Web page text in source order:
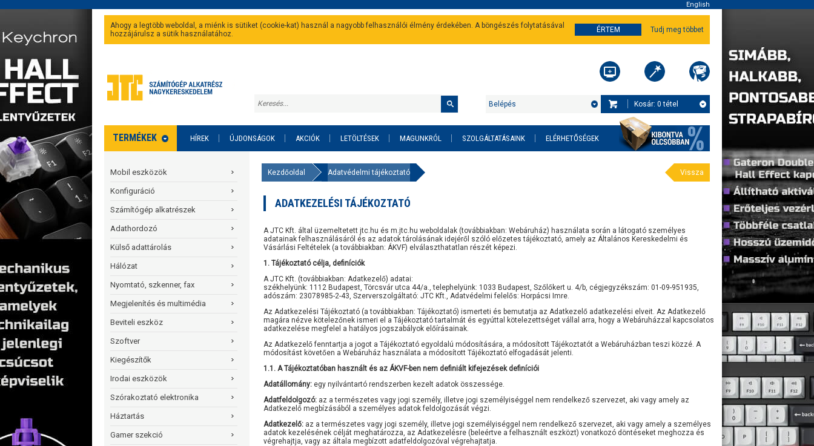
English
Ahogy a legtöbb weboldal, a miénk is sütiket (cookie-kat) használ a nagyobb felhasználói élmény érdekében. A böngészés folytatásával
hozzájárulsz a sütik használatához.
ÉRTEM Tudj meg többet
Kosár: 0 tétel
Belépés
TERMÉKEK HÍREK ÚJDONSÁGOK AKCIÓK LETÖLTÉSEK MAGUNKRÓL SZOLGÁLTATÁSAINK ELÉRHETŐSÉGEK
Mobil eszközök
Konfiguráció
Számítógép alkatrészek
Adathordozó
Külső adattárolás
Hálózat
Nyomtató, szkenner, fax
Megjelenítés és multimédia
Beviteli eszköz
Szoftver
Kiegészítők
Irodai eszközök
Szórakoztató elektronika
Háztartás
Gamer szekció
Kezdőoldal Adatvédelmi tájékoztató Vissza
ADATKEZELÉSI TÁJÉKOZTATÓ
A JTC Kft. által üzemeltetett jtc.hu és m.jtc.hu weboldalak (továbbiakban: Webáruház) használata során a látogató személyes
adatainak felhasználásáról és az adatok tárolásának idejéről szóló előzetes tájékoztató, amely az Általános Kereskedelmi és
Vásárlási Feltételek (a továbbiakban: ÁKVF) elválaszthatatlan részét képezi.
1. Tájékoztató célja, definíciók
A JTC Kft. (továbbiakban: Adatkezelő) adatai:
székhelyünk: 1112 Budapest, Törcsvár utca 44/a., telephelyünk: 1033 Budapest, Szőlőkert u. 4/b, cégjegyzékszám: 01-09-951935,
adószám: 23078985-2-43, Szerverszolgáltató: JTC Kft., Adatvédelmi felelős: Horpácsi Imre.
Az Adatkezelési Tájékoztató (a továbbiakban: Tájékoztató) ismerteti és bemutatja az Adatkezelő adatkezelési elveit. Az Adatkezelő
magára nézve kötelezőnek ismeri el a Tájékoztató tartalmát és egyúttal kötelezettséget vállal arra, hogy a Webáruházzal kapcsolatos
adatkezelése megfelel a hatályos jogszabályok előírásainak.
Az Adatkezelő fenntartja a jogot a Tájékoztató egyoldalú módosítására, a módosított Tájékoztatót a Webáruházban teszi közzé. A
módosítást követően a Webáruház használata a módosított Tájékoztató elfogadását jelenti.
1.1. A Tájékoztatóban használt és az ÁKVF-ben nem definiált kifejezések definíciói
Adatállomány: egy nyilvántartó rendszerben kezelt adatok összessége.
Adatfeldolgozó: az a természetes vagy jogi személy, illetve jogi személyiséggel nem rendelkező szervezet, aki vagy amely az
Adatkezelő megbízásából a személyes adatok feldolgozását végzi.
Adatkezelő: az a természetes vagy jogi személy, illetve jogi személyiséggel nem rendelkező szervezet, aki vagy amely a személyes
adatok kezelésének célját meghatározza, az Adatkezelésre (beleértve a felhasznált eszközt) vonatkozó döntéseket meghozza és
végrehajtja, vagy az általa megbízott adatfeldolgozóval végrehajtatja.